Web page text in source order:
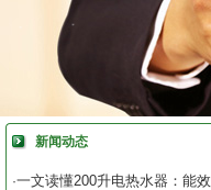
新闻动态
·一文读懂200升电热水器：能